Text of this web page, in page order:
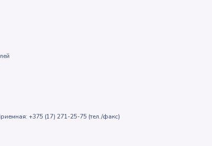
+375 (17) 271-25-75 (тел./факс)